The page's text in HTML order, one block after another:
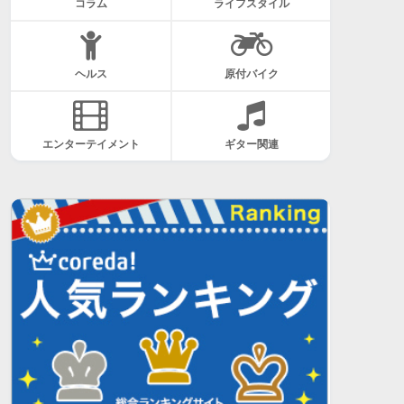
コラム ライフスタイル
ヘルス 原付バイク
エンターテイメント ギター関連